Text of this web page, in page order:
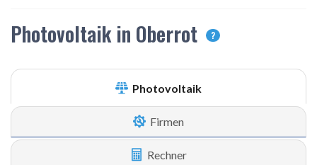
Photovoltaik in Oberrot ?
Photovoltaik
Firmen
Rechner